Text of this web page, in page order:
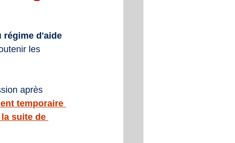
régime d'aide
les
après
temporaire
suite de